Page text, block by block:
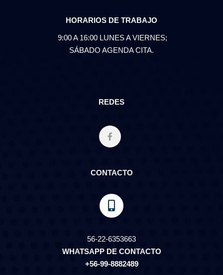
HORARIOS DE TRABAJO
9:00 A 16:00 LUNES A VIERNES;
SÁBADO AGENDA CITA.
REDES
CONTACTO
56-22-6353663
WHATSAPP DE CONTACTO
+56-99-8882489